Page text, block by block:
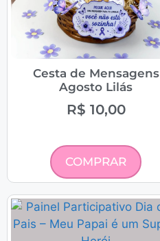
Cesta de Mensagens
Agosto Lilás
R$ 10,00
COMPRAR